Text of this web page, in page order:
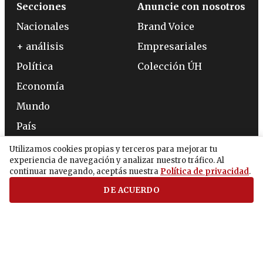
Utilizamos cookies propias y terceros para mejorar tu
experiencia de navegación y analizar nuestro tráfico. Al
continuar navegando, aceptás nuestra Política de privacidad.
DE ACUERDO
Secciones
Nacionales
+ análisis
Política
Economía
Mundo
País
Opinión
Sucesos
Arte y Espectáculos
Interior
Anuncie con nosotros
Brand Voice
Empresariales
Colección ÚH